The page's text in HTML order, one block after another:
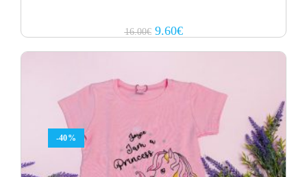
16.00€ Original
price
9.60€Current
price
-40%